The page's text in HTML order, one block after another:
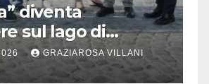
diventa
sul lago di
ieriGRAZIAROSA VILLANI